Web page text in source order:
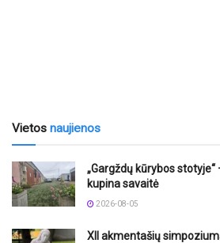
Vietos naujienos
„Gargždų kūrybos
kupina savaitė
2026-08-05
XII akmentašių